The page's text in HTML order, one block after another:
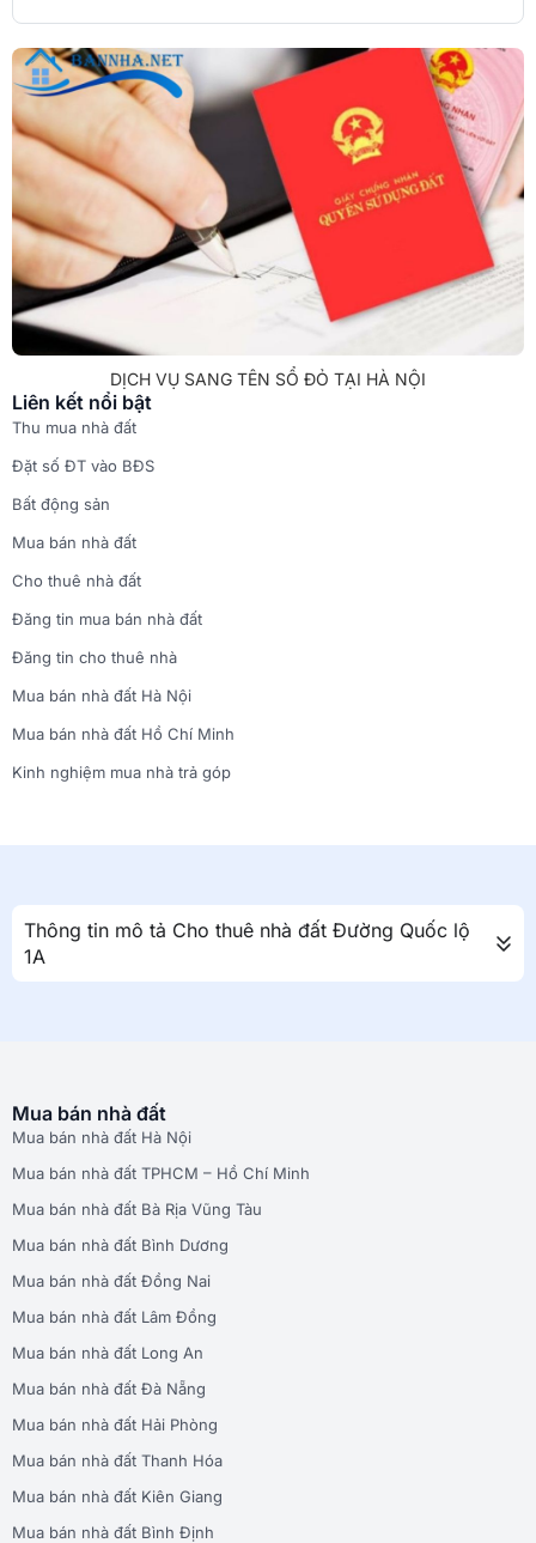
DỊCH VỤ SANG TÊN SỔ ĐỎ TẠI HÀ NỘI
Liên kết nổi bật
Thu mua nhà đất
Đặt số ĐT vào BĐS
Bất động sản
Mua bán nhà đất
Cho thuê nhà đất
Đăng tin mua bán nhà đất
Đăng tin cho thuê nhà
Mua bán nhà đất Hà Nội
Mua bán nhà đất Hồ Chí Minh
Kinh nghiệm mua nhà trả góp
Thông tin mô tả Cho thuê nhà đất Đường Quốc lộ
1A
Mua bán nhà đất
Mua bán nhà đất Hà Nội
Mua bán nhà đất TPHCM – Hồ Chí Minh
Mua bán nhà đất Bà Rịa Vũng Tàu
Mua bán nhà đất Bình Dương
Mua bán nhà đất Đồng Nai
Mua bán nhà đất Lâm Đồng
Mua bán nhà đất Long An
Mua bán nhà đất Đà Nẵng
Mua bán nhà đất Hải Phòng
Mua bán nhà đất Thanh Hóa
Mua bán nhà đất Kiên Giang
Mua bán nhà đất Bình Định